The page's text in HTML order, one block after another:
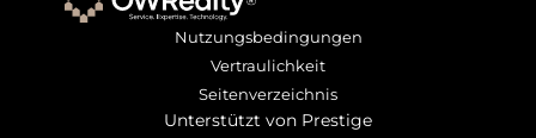
Nutzungsbedingungen
Vertraulichkeit
Seitenverzeichnis
Unterstützt von Prestige